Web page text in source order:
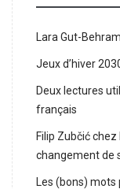
Lara Gut-
Jeux d’hiver
Deux lectures
français
Filip Zubčić
changement de
Les (bons)